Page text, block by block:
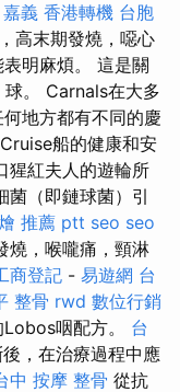
義 香港轉機 台胞
高末期發燒，噁心
明麻煩。 這是關
。 Carnals在大多
地方都有不同的慶
船的健康和安
猩紅夫人的遊輪所
菌（即鏈球菌）引
推薦 ptt seo seo
燒，喉嚨痛，頸淋
商登記 - 易遊網 台
整骨 rwd 數位行銷
咽配方。 台
，在治療過程中應
中 按摩 整骨 從抗